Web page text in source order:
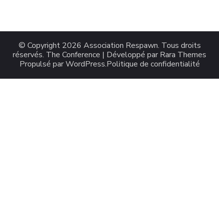
© Copyright 2026 Association Respawn. Tous droits
réservés. The Conference | Développé par Rara Themes
Propulsé parWordPress.Politique de confidentialité